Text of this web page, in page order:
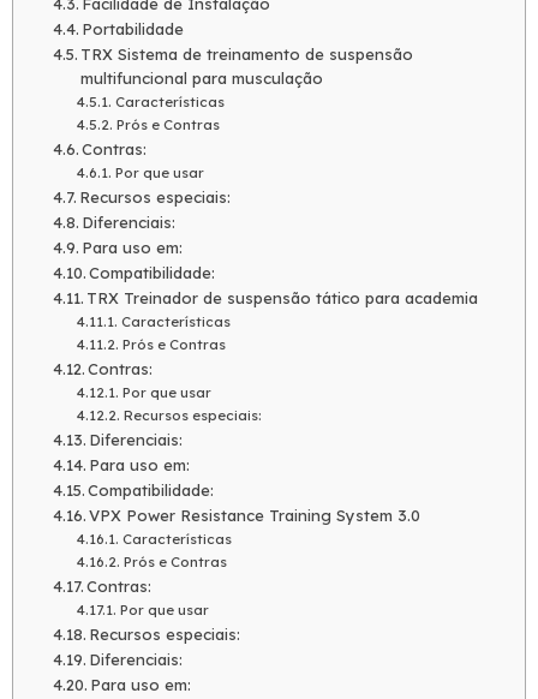
Portabilidade
TRX Sistema de treinamento de suspensão
multifuncional para musculação
Características
Prós e Contras
Contras:
Por que usar
Recursos especiais:
Diferenciais:
Para uso em:
Compatibilidade:
TRX Treinador de suspensão tático para academia
Características
Prós e Contras
Contras:
Por que usar
Recursos especiais:
Diferenciais:
Para uso em:
Compatibilidade:
VPX Power Resistance Training System 3.0
Características
Prós e Contras
Contras:
Por que usar
Recursos especiais:
Diferenciais:
Para uso em: